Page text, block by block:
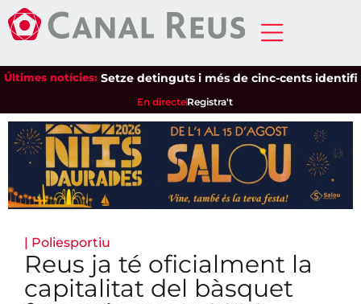
Últimes notícies:Setze detinguts i més de cinc-cents
En directeRegistra't
| Poliesportiu
Reus ja té oficialment la
capitalitat del bàsquet